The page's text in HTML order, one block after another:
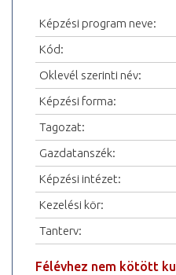
Képzési program neve:
Kód:
Oklevél szerinti név:
Képzési forma:
Tagozat:
Gazdatanszék:
Képzési intézet:
Kezelési kör:
Tanterv:
Félévhez nem kötött